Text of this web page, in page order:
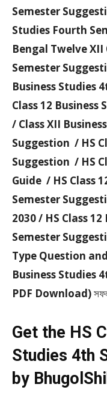
Semester
Studies Fourth
Bengal Twelve
Semester
Business Studies
Class 12
/ Class XII
Suggestion / HS
Suggestion / HS
Guide / HS Class
Semester
2030 / HS Class
Semester
Type Question
Business Studies
PDF Download)
Get the HS
Studies 4th
by